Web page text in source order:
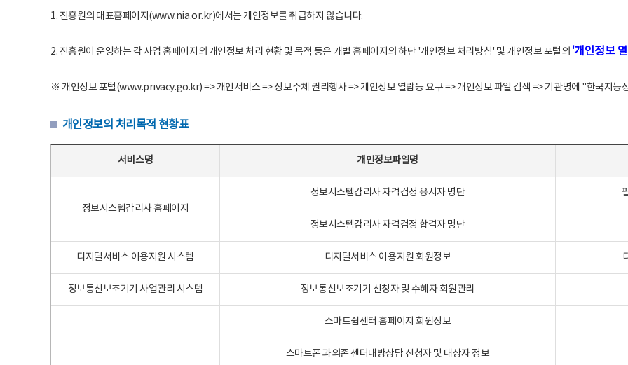
1. 진흥원의 대표홈페이지(www.nia.or.kr)에서는 개인정보를 취급하지 않습니다.
2. 진흥원이 운영하는 각 사업 홈페이지의 개인정보 처리 현황 및 목적 등은 개별 홈페이지의 하단 '개인정보 처리방침' 및 개인정보 포털의 '개인정보
※ 개인정보 포털(www.privacy.go.kr) => 개인서비스 => 정보주체 권리행사 => 개인정보 열람등 요구 => 개인정보 파일 검색 => 기관명에 "한국지능
개인정보의 처리목적 현황표
서비스명 개인정보파일명
정보시스템감리사 홈페이지
정보시스템감리사 자격검정 응시자 명단
정보시스템감리사 자격검정 합격자 명단
디지털서비스 이용지원 시스템 디지털서비스 이용지원 회원정보
정보통신보조기기 사업관리 시스템 정보통신보조기기 신청자 및 수혜자 회원관리
스마트쉼센터 홈페이지 회원정보
스마트폰 과의존 센터내방상담 신청자 및 대상자 정보